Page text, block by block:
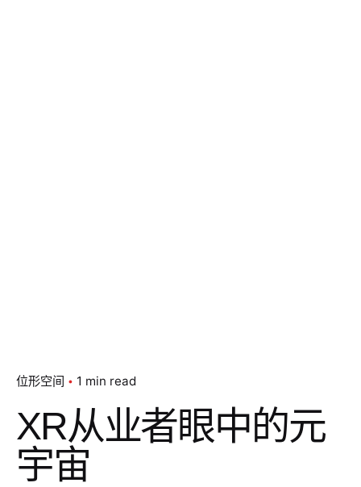
位形空间 1 min read
XR从业者眼中的元
宇宙